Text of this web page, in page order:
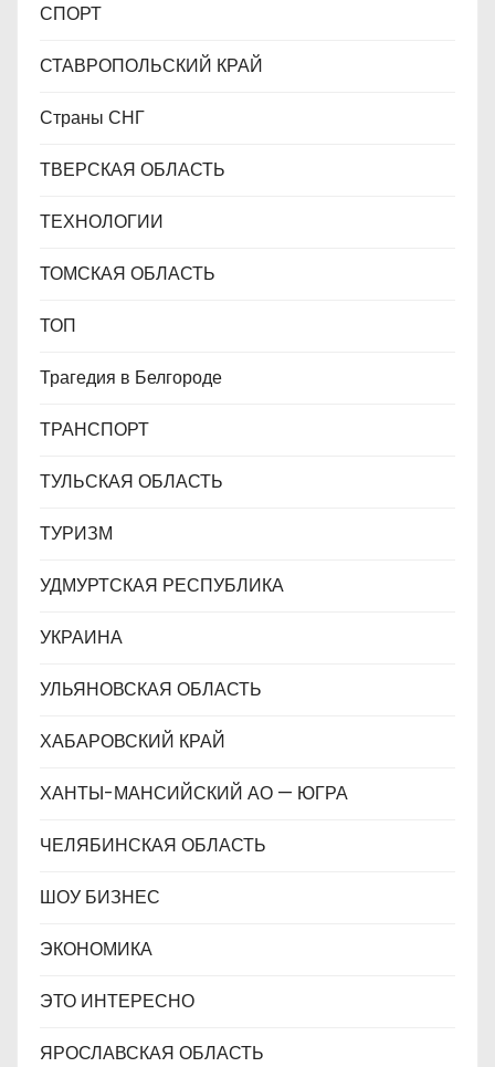
СПОРТ
СТАВРОПОЛЬСКИЙ КРАЙ
Страны СНГ
ТВЕРСКАЯ ОБЛАСТЬ
ТЕХНОЛОГИИ
ТОМСКАЯ ОБЛАСТЬ
ТОП
Трагедия в Белгороде
ТРАНСПОРТ
ТУЛЬСКАЯ ОБЛАСТЬ
ТУРИЗМ
УДМУРТСКАЯ РЕСПУБЛИКА
УКРАИНА
УЛЬЯНОВСКАЯ ОБЛАСТЬ
ХАБАРОВСКИЙ КРАЙ
ХАНТЫ-МАНСИЙСКИЙ АО — ЮГРА
ЧЕЛЯБИНСКАЯ ОБЛАСТЬ
ШОУ БИЗНЕС
ЭКОНОМИКА
ЭТО ИНТЕРЕСНО
ЯРОСЛАВСКАЯ ОБЛАСТЬ